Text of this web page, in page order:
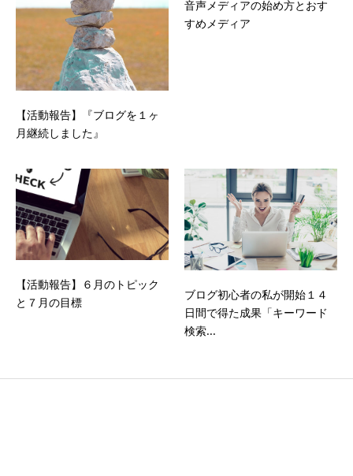
【活動報告】『ブログを１ヶ
月継続しました』
音声メディアの始め方とおす
すめメディア
【活動報告】６月のトピック
と７月の目標
ブログ初心者の私が開始１４
日間で得た成果「キーワード
検索...